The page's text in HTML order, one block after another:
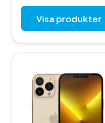
Visa produkter